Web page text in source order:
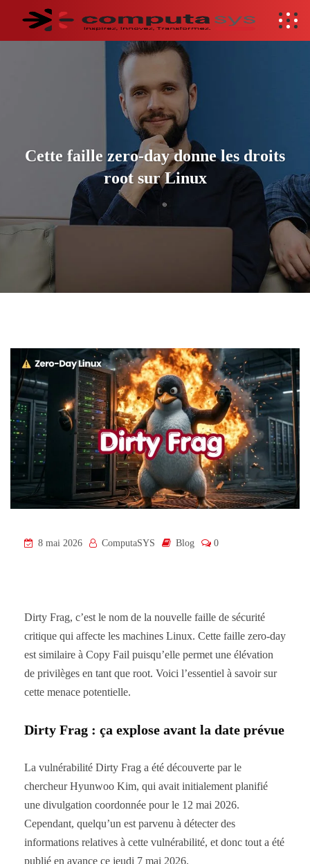
Cette faille zero-day donne les droits
root sur Linux
8 mai 2026 ComputaSYS Blog 0
Dirty Frag, c’est le nom de la nouvelle faille de sécurité
critique qui affecte les machines Linux. Cette faille zero-day
est similaire à Copy Fail puisqu’elle permet une élévation
de privilèges en tant que root. Voici l’essentiel à savoir sur
cette menace potentielle.
Dirty Frag : ça explose avant la date prévue
La vulnérabilité Dirty Frag a été découverte par le
chercheur Hyunwoo Kim, qui avait initialement planifié
une divulgation coordonnée pour le 12 mai 2026.
Cependant, quelqu’un est parvenu à détecter des
informations relatives à cette vulnérabilité, et donc tout a été
publié en avance ce jeudi 7 mai 2026.